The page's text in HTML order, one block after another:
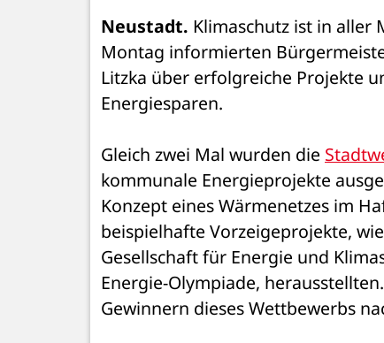
Neustadt. Klimaschutz ist in aller
Montag informierten
Litzka über erfolgreiche Projekte
Energiesparen.
Gleich zwei Mal wurden die
kommunale Energieprojekte
Konzept eines Wärmenetzes im
beispielhafte Vorzeigeprojekte,
Gesellschaft für Energie und
Energie-Olympiade,
Gewinnern dieses Wettbewerbs